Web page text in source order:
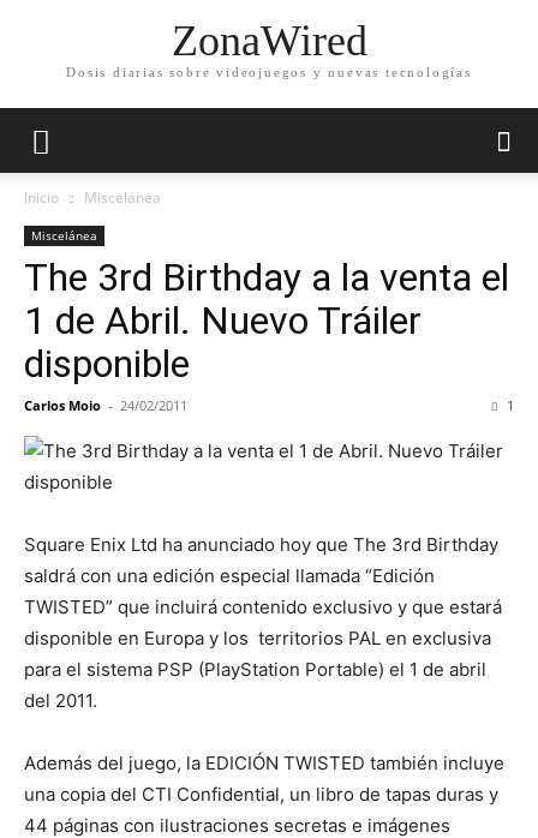
ZonaWired
Dosis diarias sobre videojuegos y nuevas tecnologías
Inicio Miscelánea
Miscelánea
The 3rd Birthday a la venta el
1 de Abril. Nuevo Tráiler
disponible
Carlos Moio - 24/02/2011 1
Square Enix Ltd ha anunciado hoy que The 3rd Birthday
saldrá con una edición especial llamada “Edición
TWISTED” que incluirá contenido exclusivo y que estará
disponible en Europa y los territorios PAL en exclusiva
para el sistema PSP (PlayStation Portable) el 1 de abril
del 2011.
Además del juego, la EDICIÓN TWISTED también incluye
una copia del CTI Confidential, un libro de tapas duras y
44 páginas con ilustraciones secretas e imágenes